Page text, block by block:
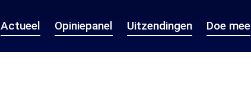
Actueel Opiniepanel Uitzendingen Doe mee